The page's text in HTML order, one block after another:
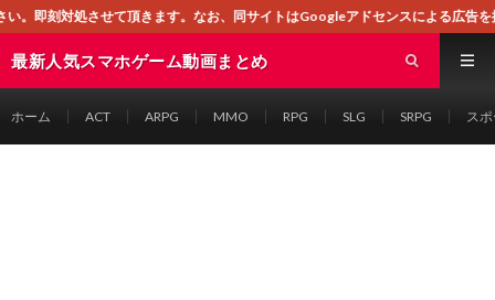
ます。なお、同サイトはGoogleアドセンスによる広告を掲載しております。
最新人気スマホゲーム動画まとめ
ホーム ACT ARPG MMO RPG SLG SRPG ス